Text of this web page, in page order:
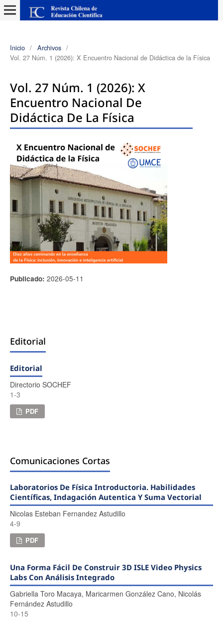
Inicio / Archivos /
Vol. 27 Núm. 1 (2026): X Encuentro Nacional de Didáctica de la Física
Vol. 27 Núm. 1 (2026): X
Encuentro Nacional De
Didáctica De La Física
Publicado: 2026-05-11
Editorial
Editorial
Directorio SOCHEF
1-3
PDF
Comunicaciones Cortas
Laboratorios De Física Introductoria. Habilidades
Científicas, Indagación Autentica Y Suma Vectorial
Nicolas Esteban Fernandez Astudillo
4-9
PDF
Una Forma Fácil De Construir 3D ISLE Video Physics
Labs Con Análisis Integrado
Gabriella Toro Macaya, Maricarmen González Cano, Nicolás
Fernández Astudillo
10-15